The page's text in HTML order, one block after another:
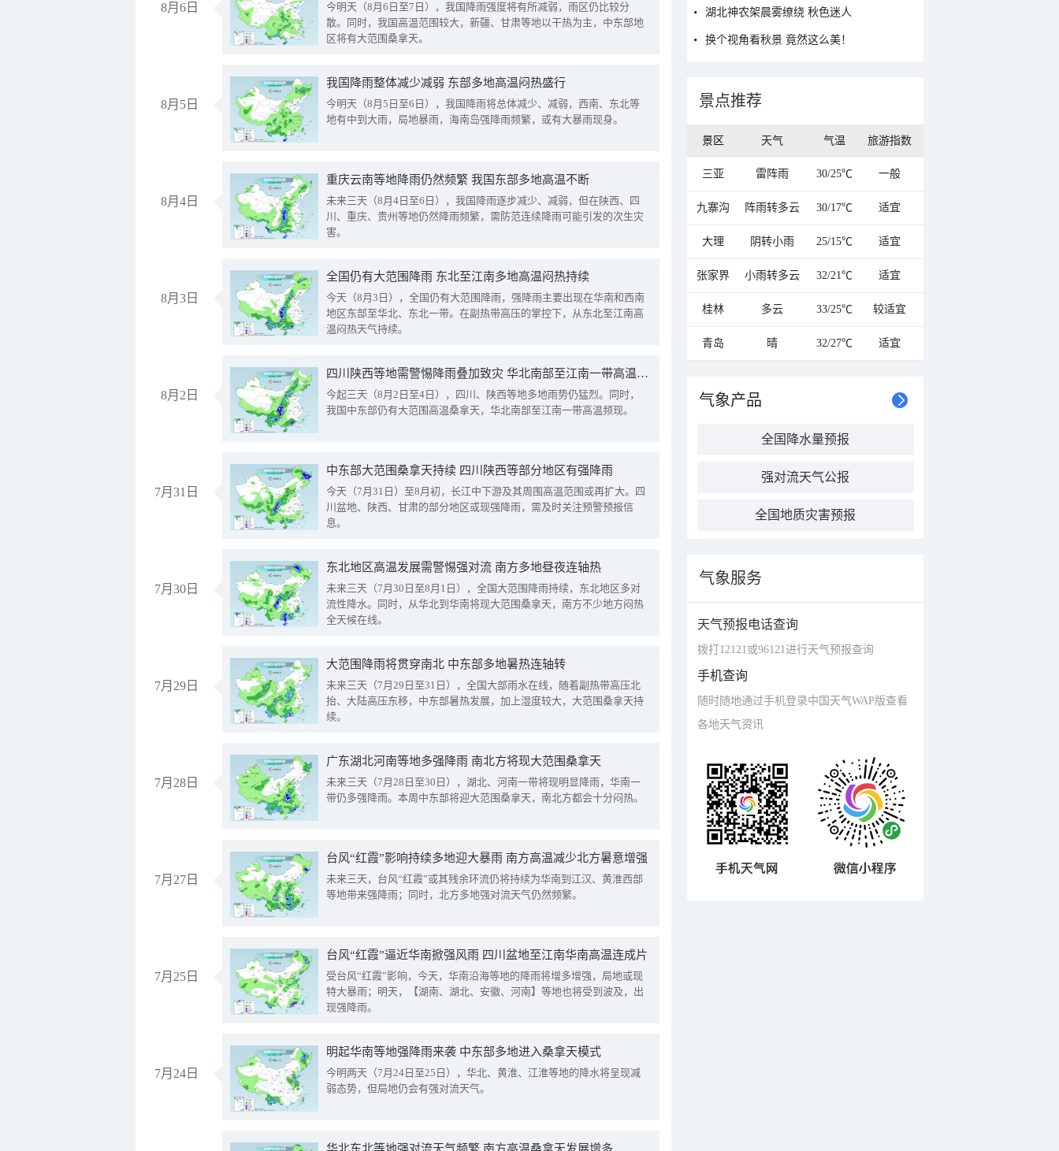
8月6日
今明天（8月6日至7日），我国降雨强度将有所减弱，雨区仍比较分
散。同时，我国高温范围较大，新疆、甘肃等地以干热为主，中东部地
区将有大范围桑拿天。
8月5日
我国降雨整体减少减弱 东部多地高温闷热盛行
今明天（8月5日至6日），我国降雨将总体减少、减弱，西南、东北等
地有中到大雨，局地暴雨，海南岛强降雨频繁，或有大暴雨现身。
8月4日
重庆云南等地降雨仍然频繁 我国东部多地高温不断
未来三天（8月4日至6日），我国降雨逐步减少、减弱，但在陕西、四
川、重庆、贵州等地仍然降雨频繁，需防范连续降雨可能引发的次生灾
害。
8月3日
全国仍有大范围降雨 东北至江南多地高温闷热持续
今天（8月3日），全国仍有大范围降雨，强降雨主要出现在华南和西南
地区东部至华北、东北一带。在副热带高压的掌控下，从东北至江南高
温闷热天气持续。
8月2日
四川陕西等地需警惕降雨叠加致灾 华北南部至江南一带高温频现
今起三天（8月2日至4日），四川、陕西等地多地雨势仍猛烈。同时，
我国中东部仍有大范围高温桑拿天，华北南部至江南一带高温频现。
7月31日
中东部大范围桑拿天持续 四川陕西等部分地区有强降雨
今天（7月31日）至8月初，长江中下游及其周围高温范围或再扩大。四
川盆地、陕西、甘肃的部分地区或现强降雨，需及时关注预警预报信
息。
7月30日
东北地区高温发展需警惕强对流 南方多地昼夜连轴热
未来三天（7月30日至8月1日），全国大范围降雨持续，东北地区多对
流性降水。同时，从华北到华南将现大范围桑拿天，南方不少地方闷热
全天候在线。
7月29日
大范围降雨将贯穿南北 中东部多地暑热连轴转
未来三天（7月29日至31日），全国大部雨水在线，随着副热带高压北
抬、大陆高压东移，中东部暑热发展，加上湿度较大，大范围桑拿天持
续。
7月28日
广东湖北河南等地多强降雨 南北方将现大范围桑拿天
未来三天（7月28日至30日），湖北、河南一带将现明显降雨，华南一
带仍多强降雨。本周中东部将迎大范围桑拿天，南北方都会十分闷热。
7月27日
台风“红霞”影响持续多地迎大暴雨 南方高温减少北方暑意增强
未来三天，台风“红霞”或其残余环流仍将持续为华南到江汉、黄淮西部
等地带来强降雨；同时，北方多地强对流天气仍然频繁。
7月25日
台风“红霞”逼近华南掀强风雨 四川盆地至江南华南高温连成片
受台风“红霞”影响，今天，华南沿海等地的降雨将增多增强，局地或现
特大暴雨；明天，【湖南、湖北、安徽、河南】等地也将受到波及，出
现强降雨。
7月24日
明起华南等地强降雨来袭 中东部多地进入桑拿天模式
今明两天（7月24日至25日），华北、黄淮、江淮等地的降水将呈现减
弱态势，但局地仍会有强对流天气。
湖北神农架晨雾缭绕 秋色迷人
换个视角看秋景 竟然这么美！
景点推荐
景区 天气 气温 旅游指数
三亚 雷阵雨 30/25℃ 一般
九寨沟 阵雨转多云 30/17℃ 适宜
大理 阴转小雨 25/15℃ 适宜
张家界 小雨转多云 32/21℃ 适宜
桂林 多云 33/25℃ 较适宜
青岛 晴 32/27℃ 适宜
气象产品
全国降水量预报
强对流天气公报
全国地质灾害预报
气象服务
天气预报电话查询
拨打12121或96121进行天气预报查询
手机查询
随时随地通过手机登录中国天气WAP版查看
各地天气资讯